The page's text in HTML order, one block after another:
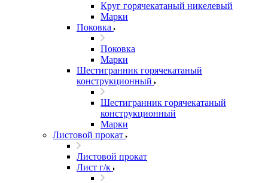
Круг горячекатаный никелевый
Марки
Поковка
Поковка
Марки
Шестигранник горячекатаный
конструкционный
Шестигранник горячекатаный
конструкционный
Марки
Листовой прокат
Листовой прокат
Лист г/к